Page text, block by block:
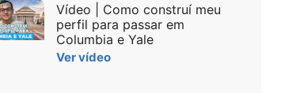
Vídeo | Como construí meu
perfil para passar em
Columbia e Yale
Ver vídeo